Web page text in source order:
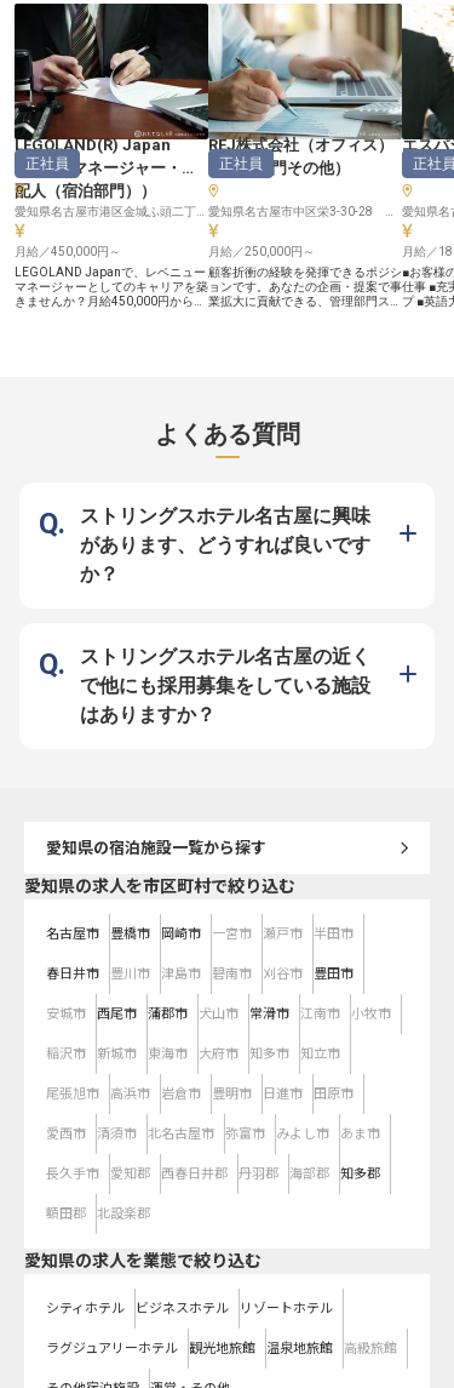
シーンで腕を振るい、お客様の笑顔
を間近に感じられるやりがいのある
お仕事です。 経験豊富な料理長と
共に、質の高いおもてなしの心を込
めた料理を追求し、お客様にとって
忘れられない食体験を創造していき
ましょう。 ーー【安定した環境で
スキルを磨き、キャリアを築く】
当ホテルでは、スタッフ一人ひとり
が安心して長く働ける環境を大切に
しています。 月平均10時間程度の
残業でプライベートも充実。年間休
日110日、有給休暇も取得しやす
く、ワークライフバランスを保ちな
がらお仕事に取り組めます。有名ホ
テルでの経験を持つ料理長のもと、
日々の業務を通じてスキルアップが
可能です。ランチメニュー開発では
あなたのアイデアが形になるチャン
スも。 転勤もなく、名古屋でじっ
くりとキャリアを築ける安定した環
こだわ
仕上げ
るひと
なたの
なしの
心して
た福利
ています
ん、毎日
の利用
フト制
がら、調
して成長
富な仲間
がら、
する喜び
あなたの
ります
情報です
LEGOLAND(R) Japan
Hotel（ マネージャー・支
配人（宿泊部門）
）
正社員
月給／450,000円～
LEGOLAND Japanで、レベニュー
マネージャーとしてのキャリアを築
きませんか？月給450,000円からの
※2025年04月17日時点の情報です
REJ株式会社（オフィス）
（管理部門その他）
正社員
月給／250,000円～
顧客折衝の経験を発揮できるポジシ
ョンです。あなたの企画・提案で事
業拡大に貢献できる、管理部門スタ
業を通した街づくりをしませんか？
※この求人は2023年8月23日時点の
情報です
エスパ
ル（セ
正社員
月給／
■お客様
仕事 ■充
プ ■英語
境で輝く
をバッ
大切にし
よくある質問
ストリングスホテル名古屋に興味
があります、どうすれば良いです
か？
ストリングスホテル名古屋の近く
で他にも採用募集をしている施設
はありますか？
愛知県の宿泊施設一覧から探す
愛知県の求人を市区町村で絞り込む
名古屋市 豊橋市 岡崎市 一宮市 瀬戸市 半田市
春日井市 豊川市 津島市 碧南市 刈谷市 豊田市
安城市 西尾市 蒲郡市 犬山市 常滑市 江南市 小牧市
稲沢市 新城市 東海市 大府市 知多市 知立市
尾張旭市 高浜市 岩倉市 豊明市 日進市 田原市
愛西市 清須市 北名古屋市 弥富市 みよし市 あま市
長久手市 愛知郡 西春日井郡 丹羽郡 海部郡 知多郡
額田郡 北設楽郡
愛知県の求人を業態で絞り込む
シティホテル ビジネスホテル リゾートホテル
ラグジュアリーホテル 観光地旅館 温泉地旅館 高級旅館